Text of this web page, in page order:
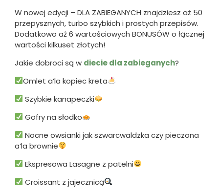
W nowej edycji – DLA ZABIEGANYCH znajdziesz aż 50
przepysznych, turbo szybkich i prostych przepisów.
Dodatkowo aż 6 wartościowych BONUSÓW o łącznej
wartości kilkuset złotych!
Jakie dobroci są w diecie dla zabieganych?
Omlet a’la kopiec kreta
Szybkie kanapeczki
Gofry na słodko
Nocne owsianki jak szwarcwaldzka czy pieczona
a’la brownie
Ekspresowa Lasagne z patelni
Croissant z jajecznicą